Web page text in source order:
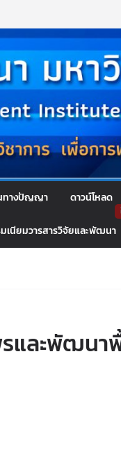
ทางปัญญา ดาวน์โหลด
เนียมวารสารวิจัยและพัฒนา
และพัฒนา